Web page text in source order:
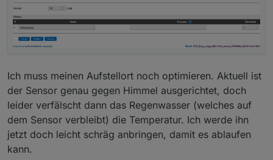
Ich muss meinen Aufstellort noch optimieren. Aktuell ist
der Sensor genau gegen Himmel ausgerichtet, doch
leider verfälscht dann das Regenwasser (welches auf
dem Sensor verbleibt) die Temperatur. Ich werde ihn
jetzt doch leicht schräg anbringen, damit es ablaufen
kann.